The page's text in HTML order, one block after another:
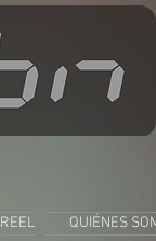
REEL QUIÉNES